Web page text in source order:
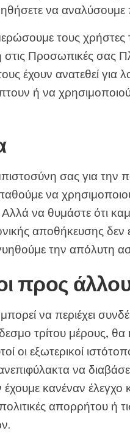
να
τους χρήστες
Προσωπικές σας
έχουν ανατεθεί για
ή να
σας για
να
να θυμάστε ότι
αποθήκευσης δεν
την απόλυτη
προς
να περιέχει
τρίτου μέρους, θα
οι εξωτερικοί
να
έχουμε κανέναν
απορρήτου